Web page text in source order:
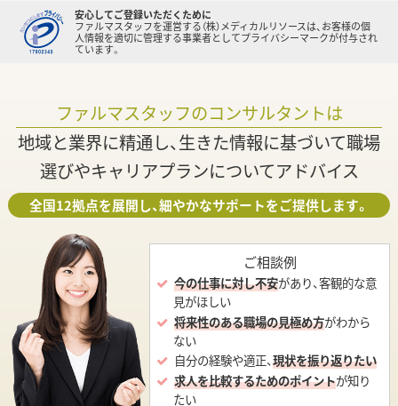
安心してご登録いただくために
ファルマスタッフを運営する（株）メディカルリソースは、お客様の個
人情報を適切に管理する事業者としてプライバシーマークが付与され
ています。
ファルマスタッフのコンサルタントは
地域と業界に精通し、生きた情報に基づいて職場
選びやキャリアプランについてアドバイス
全国12拠点を展開し、細やかなサポートをご提供します。
ご相談例
今の仕事に対し不安があり、客観的な意
見がほしい
将来性のある職場の見極め方がわから
ない
自分の経験や適正、現状を振り返りたい
求人を比較するためのポイントが知り
たい